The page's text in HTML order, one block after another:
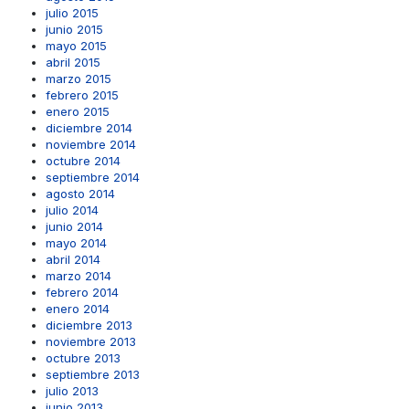
julio 2015
junio 2015
mayo 2015
abril 2015
marzo 2015
febrero 2015
enero 2015
diciembre 2014
noviembre 2014
octubre 2014
septiembre 2014
agosto 2014
julio 2014
junio 2014
mayo 2014
abril 2014
marzo 2014
febrero 2014
enero 2014
diciembre 2013
noviembre 2013
octubre 2013
septiembre 2013
julio 2013